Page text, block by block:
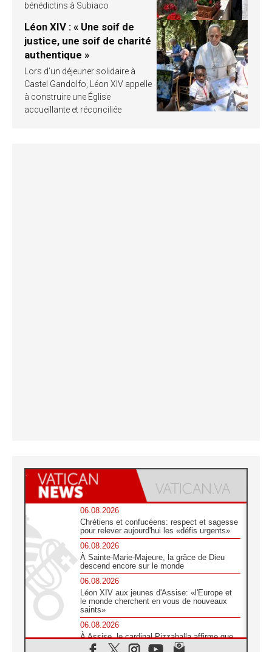
bénédictins à Subiaco
Léon XIV : « Une soif de
justice, une soif de charité
authentique »
Lors d’un déjeuner solidaire à
Castel Gandolfo, Léon XIV appelle
à construire une Église
accueillante et réconciliée
06.08.2026
Chrétiens et confucéens: respect et sagesse
pour relever aujourd'hui les «défis urgents»
06.08.2026
À Sainte-Marie-Majeure, la grâce de Dieu
descend encore sur le monde
06.08.2026
Léon XIV aux jeunes d'Assise: «l'Europe et
le monde cherchent en vous de nouveaux
saints»
06.08.2026
À Assise, le cardinal Pizzaballa affirme que
«les chrétiens veulent la paix»